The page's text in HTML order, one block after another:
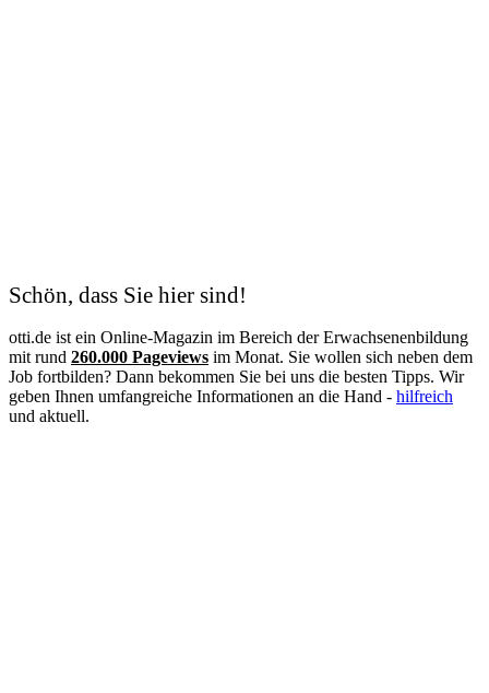
Schön, dass Sie hier sind!
otti.de ist ein Online-Magazin im Bereich der Erwachsenenbildung
mit rund 260.000 Pageviews im Monat. Sie wollen sich neben dem
Job fortbilden? Dann bekommen Sie bei uns die besten Tipps. Wir
geben Ihnen umfangreiche Informationen an die Hand - hilfreich
und aktuell.